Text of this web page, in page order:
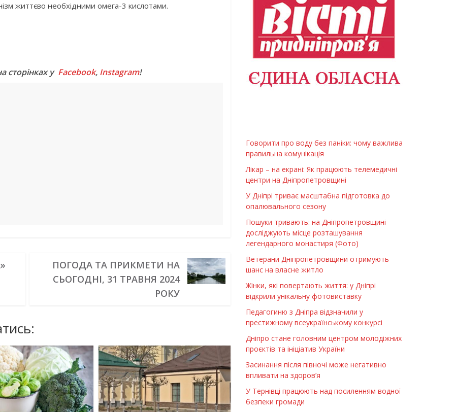
життєво необхідними омега-3 кислотами.
сторінках у Facebook, Instagram!
ПОГОДА ТА ПРИКМЕТИ НА
СЬОГОДНІ, 31 ТРАВНЯ 2024
РОКУ
Говорити про воду без паніки: чому важлива
правильна комунікація
Лікар – на екрані: Як працюють телемедичні
центри на Дніпропетровщині
У Дніпрі триває масштабна підготовка до
опалювального сезону
Пошуки тривають: на Дніпропетровщині
досліджують місце розташування
легендарного монастиря (Фото)
Ветерани Дніпропетровщини отримують
шанс на власне житло
Жінки, які повертають життя: у Дніпрі
відкрили унікальну фотовиставку
Педагогиню з Дніпра відзначили у
престижному всеукраїнському конкурсі
Дніпро стане головним центром молодіжних
проєктів та ініціатив України
Засинання після півночі може негативно
впливати на здоров’я
У Тернівці працюють над посиленням водної
безпеки громади